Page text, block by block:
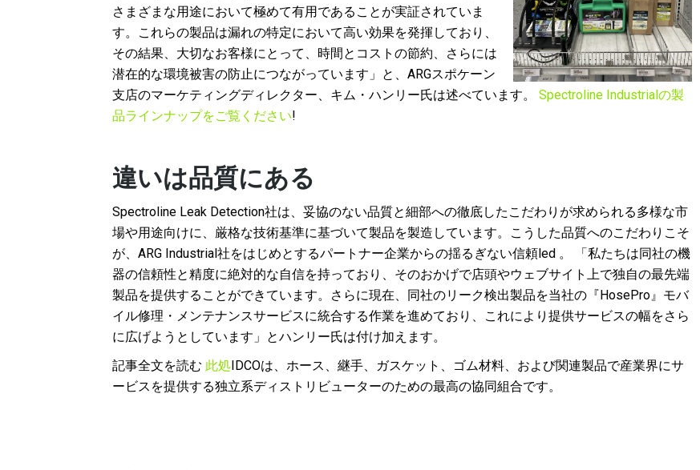
さまざまな用途において極めて有用であることが実証されていま
す。これらの製品は漏れの特定において高い効果を発揮しており、
その結果、大切なお客様にとって、時間とコストの節約、さらには
潜在的な環境被害の防止につながっています」と、ARGスポケーン
支店のマーケティングディレクター、キム・ハンリー氏は述べています。Spectroline Industrialの製
品ラインナップをご覧ください!
違いは品質にある
Spectroline Leak Detection社は、妥協のない品質と細部への徹底したこだわりが求められる多様な市
場や用途向けに、厳格な技術基準に基づいて製品を製造しています。こうした品質へのこだわりこそ
が、ARG Industrial社をはじめとするパートナー企業からの揺るぎない信頼led 。 「私たちは同社の機
器の信頼性と精度に絶対的な自信を持っており、そのおかげで店頭やウェブサイト上で独自の最先端
製品を提供することができています。さらに現在、同社のリーク検出製品を当社の『HosePro』モバ
イル修理・メンテナンスサービスに統合する作業を進めており、これにより提供サービスの幅をさら
に広げようとしています」とハンリー氏は付け加えます。
記事全文を読む 此処 IDCOは、ホース、継手、ガスケット、ゴム材料、および関連製品で産業界にサ
ービスを提供する独立系ディストリビューターのための最高の協同組合です。